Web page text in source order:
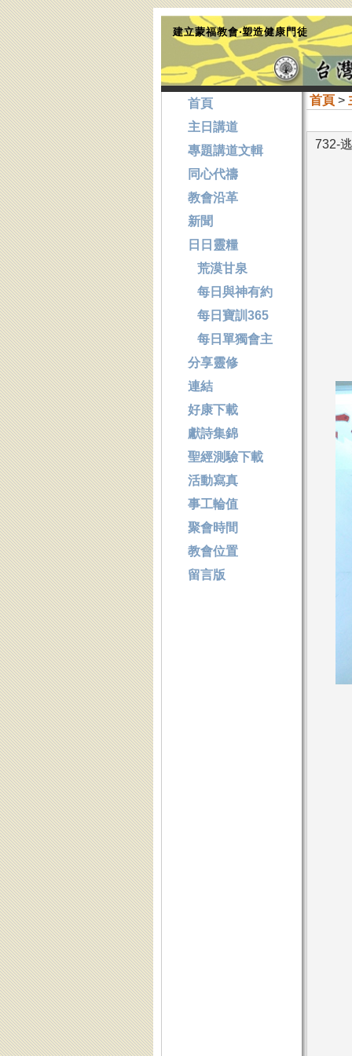
建立蒙福教會‧塑造健康門徒
首頁>
732-
首頁
主日講道
專題講道文輯
同心代禱
教會沿革
新聞
日日靈糧
荒漠甘泉
每日與神有約
每日寶訓365
每日單獨會主
分享靈修
連結
好康下載
獻詩集錦
聖經測驗下載
活動寫真
事工輪值
聚會時間
教會位置
留言版